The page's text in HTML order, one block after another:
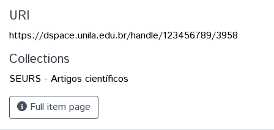
URI
https://dspace.unila.edu.br/handle/123456789/3958
Collections
SEURS - Artigos científicos
Full item page